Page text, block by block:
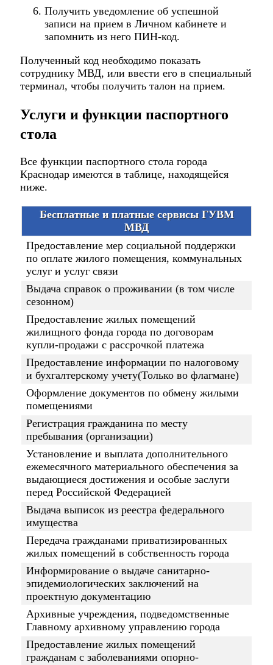
Получить уведомление об успешной
записи на прием в Личном кабинете и
запомнить из него ПИН-код.
Полученный код необходимо показать
сотруднику МВД, или ввести его в специальный
терминал, чтобы получить талон на прием.
Услуги и функции паспортного
стола
Все функции паспортного стола города
Краснодар имеются в таблице, находящейся
ниже.
Бесплатные и платные сервисы ГУВМ
МВД
Предоставление мер социальной поддержки
по оплате жилого помещения, коммунальных
услуг и услуг связи
Выдача справок о проживании (в том числе
сезонном)
Предоставление жилых помещений
жилищного фонда города по договорам
купли-продажи с рассрочкой платежа
Предоставление информации по налоговому
и бухгалтерскому учету(Только во флагмане)
Оформление документов по обмену жилыми
помещениями
Регистрация гражданина по месту
пребывания (организации)
Установление и выплата дополнительного
ежемесячного материального обеспечения за
выдающиеся достижения и особые заслуги
перед Российской Федерацией
Выдача выписок из реестра федерального
имущества
Передача гражданами приватизированных
жилых помещений в собственность города
Информирование о выдаче санитарно-
эпидемиологических заключений на
проектную документацию
Архивные учреждения, подведомственные
Главному архивному управлению города
Предоставление жилых помещений
гражданам с заболеваниями опорно-